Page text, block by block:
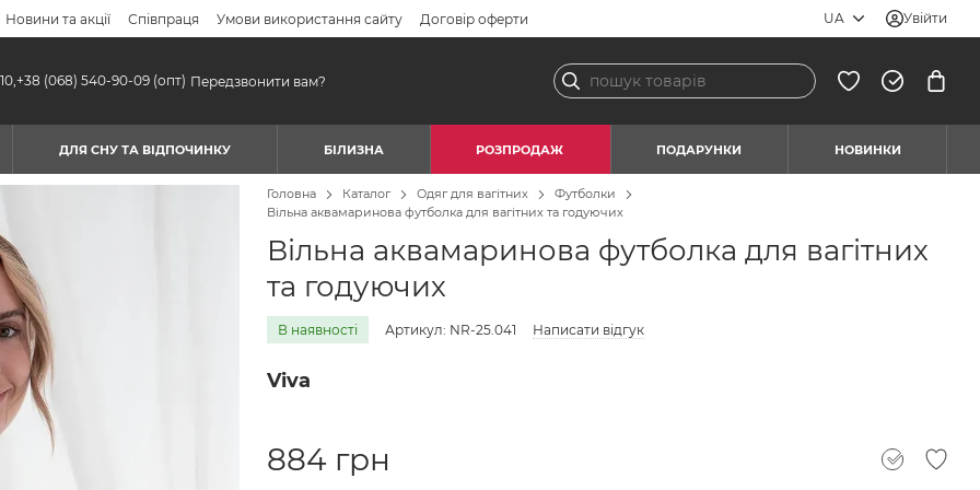
Новини та акції Співпраця Умови використання сайту Договір оферти UA Увійти
+38 (068) 540-90-09 (опт) Передзвонити вам?
ДЛЯ СНУ ТА ВІДПОЧИНКУ БІЛИЗНА РОЗПРОДАЖ ПОДАРУНКИ НОВИНКИ
Головна Каталог Одяг для вагітних
Футболки
Вільна аквамаринова футболка для вагітних та годуючих
Вільна аквамаринова футболка для вагітних
та годуючих
В наявності Артикул: NR-25.041 Написати відгук
Viva
884 грн